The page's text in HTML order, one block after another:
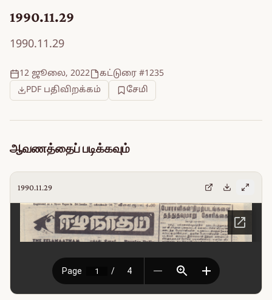
1990.11.29
1990.11.29
12 ஜூலை, 2022
கட்டுரை #1235
PDF பதிவிறக்கம்
சேமி
ஆவணத்தைப் படிக்கவும்
1990.11.29